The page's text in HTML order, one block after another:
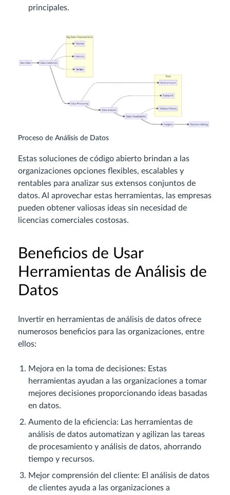
principales.
Proceso de Análisis de Datos
Estas soluciones de código abierto brindan a las
organizaciones opciones flexibles, escalables y
rentables para analizar sus extensos conjuntos de
datos. Al aprovechar estas herramientas, las empresas
pueden obtener valiosas ideas sin necesidad de
licencias comerciales costosas.
Beneficios de Usar
Herramientas de Análisis de
Datos
Invertir en herramientas de análisis de datos ofrece
numerosos beneficios para las organizaciones, entre
ellos:
Mejora en la toma de decisiones: Estas
herramientas ayudan a las organizaciones a tomar
mejores decisiones proporcionando ideas basadas
en datos.
Aumento de la eficiencia: Las herramientas de
análisis de datos automatizan y agilizan las tareas
de procesamiento y análisis de datos, ahorrando
tiempo y recursos.
Mejor comprensión del cliente: El análisis de datos
de clientes ayuda a las organizaciones a